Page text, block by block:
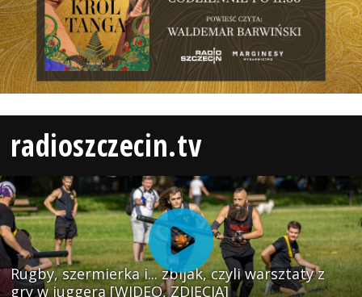
radioszczecin.tv
Rugby, szermierka i... zbijak, czyli warsztaty z
gry w juggera [WIDEO, ZDJĘCIA]